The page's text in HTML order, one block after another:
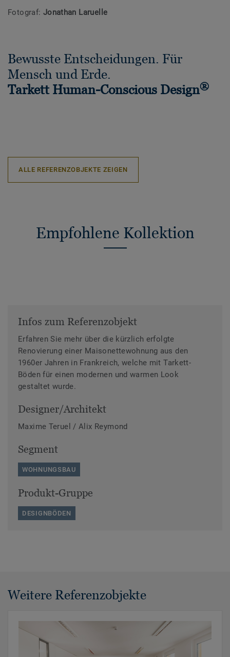
Fotograf: Jonathan Laruelle
Bewusste Entscheidungen. Für
Mensch und Erde.
Tarkett Human-Conscious Design®
ALLE REFERENZOBJEKTE ZEIGEN
Empfohlene Kollektion
Infos zum Referenzobjekt
Erfahren Sie mehr über die kürzlich erfolgte
Renovierung einer Maisonettewohnung aus den
1960er Jahren in Frankreich, welche mit Tarkett-
Böden für einen modernen und warmen Look
gestaltet wurde.
Designer/Architekt
Maxime Teruel / Alix Reymond
Segment
WOHNUNGSBAU
Produkt-Gruppe
DESIGNBÖDEN
Weitere Referenzobjekte